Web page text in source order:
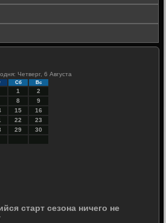
Четверг, 6 Августа
Сб Вс
1
2
8
9
15
16
22
23
29
30
старт сезона ничего не